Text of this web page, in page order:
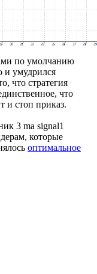
по умолчанию
и умудрился
что стратегия
что
и стоп приказ.
3 ma signal1
которые
оптимальное